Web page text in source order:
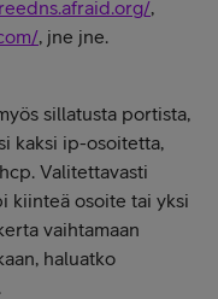
,
, jne jne.
sillatusta portista,
kaksi ip-osoitetta,
Valitettavasti
kiinteä osoite tai yksi
vaihtamaan
haluatko